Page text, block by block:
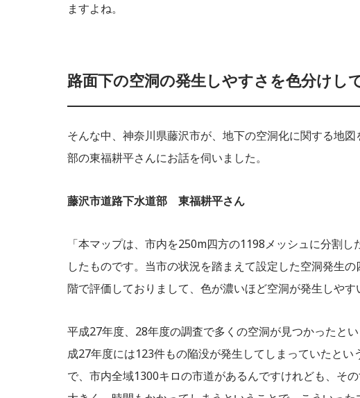
ますよね。
路面下の空洞の発生しやすさを色分けし
そんな中、神奈川県藤沢市が、地下の空洞化に関する地
部の東福耕平さんにお話を伺いました。
藤沢市道路下水道部 東福耕平さん
「本マップは、市内を250m四方の1198メッシュに分割
したものです。当市の状況を踏まえて設定した空洞発生
階で評価しておりまして、色が濃いほど空洞が発生しやす
平成27年度、28年度の調査で多くの空洞が見つかったと
成27年度には123件もの陥没が発生してしまっていたと
で、市内全域1300キロの市道があるんですけれども、そ